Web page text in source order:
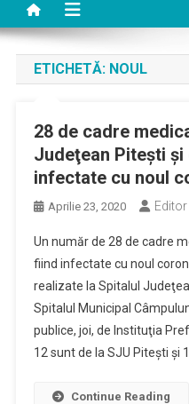
ETICHETĂ: NOUL
28 de cadre
Judeţean Piteşti şi
infectate cu noul
Aprilie 23, 2020 Editor
Un număr de 28 de cadre
fiind infectate cu noul
realizate la Spitalul
Spitalul Municipal
publice, joi, de Instituţia
12 sunt de la SJU Piteşti şi
Continue Reading